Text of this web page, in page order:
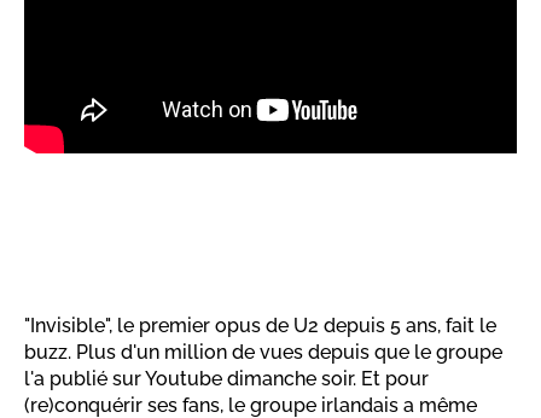
"Invisible", le premier opus de U2 depuis 5 ans, fait le
buzz. Plus d'un million de vues depuis que le groupe
l'a publié sur Youtube dimanche soir. Et pour
(re)conquérir ses fans, le groupe irlandais a même